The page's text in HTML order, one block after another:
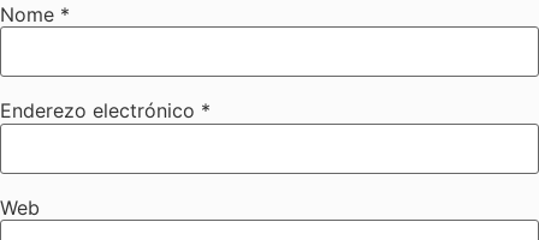
Nome *
Enderezo electrónico *
Web